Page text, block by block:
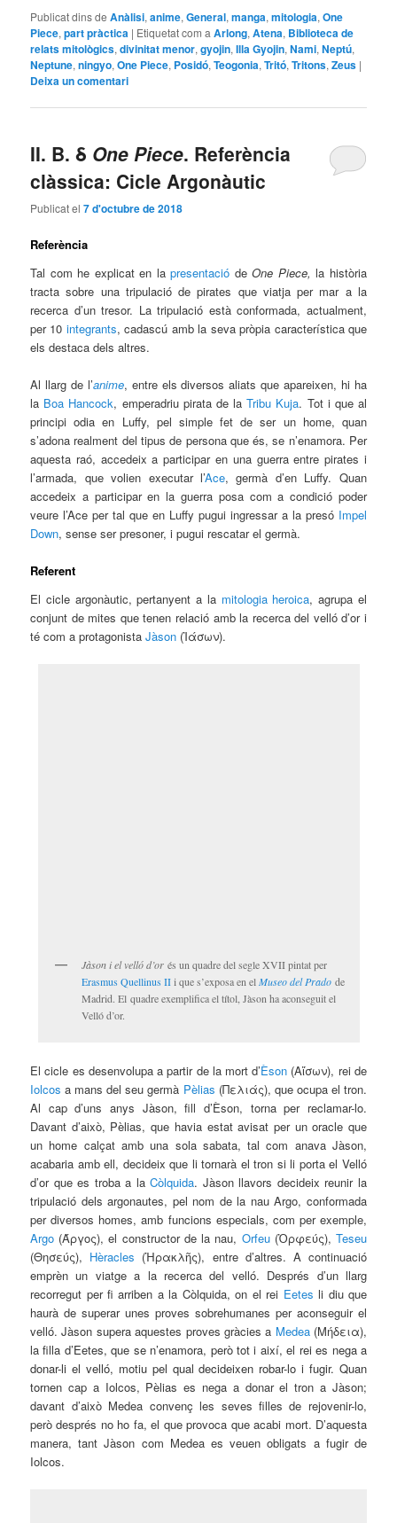
Publicat dins de Anàlisi,anime,General,manga,mitologia,One
Piece,part pràctica | Etiquetat com a Arlong,Atena, Biblioteca de
relats mitològics,divinitat menor,gyojin,Illa Gyojin,Nami,Neptú,
Neptune,ningyo,One Piece, Posidó,Teogonia,Tritó,Tritons,Zeus |
Deixa un comentari
II. B. δ One Piece. Referència
clàssica: Cicle Argonàutic
Publicat el7 d'octubre de 2018
Referència
Tal com he explicat en lapresentació deOne Piece, la història
tracta sobre una tripulació de pirates que viatja per mar a la
recerca d’un tresor. La tripulació està conformada, actualment,
per 10 integrants, cadascú amb la seva pròpia característica que
els destaca dels altres.
Al llarg de l’anime, entre els diversos aliats que apareixen, hi ha
la Boa Hancock, emperadriu pirata de laTribu Kuja. Tot i que al
principi odia en Luffy, pel simple fet de ser un home, quan
s’adona realment del tipus de persona que és, se n’enamora. Per
aquesta raó, accedeix a participar en una guerra entre pirates i
l’armada, que volien executar l’Ace, germà d’en Luffy. Quan
accedeix a participar en la guerra posa com a condició poder
veure l’Ace per tal que en Luffy pugui ingressar a la presó Impel
Down, sense ser presoner, i pugui rescatar el germà.
Referent
El cicle argonàutic, pertanyent a la mitologia heroica, agrupa el
conjunt de mites que tenen relació amb la recerca del velló d’or i
té com a protagonistaJàson (Ἰάσων).
Jàson i el velló d’orés un quadre del segle XVII pintat per
Erasmus Quellinus IIi que s’exposa en el Museo del Prado de
Madrid. El quadre exemplifica el títol, Jàson ha aconseguit el
Velló d’or.
El cicle es desenvolupa a partir de la mort d’Èson (Αἴσων), rei de
Iolcos a mans del seu germà Pèlias (Πελιάς), que ocupa el tron.
Al cap d’uns anys Jàson, fill d’Èson, torna per reclamar-lo.
Davant d’això, Pèlias, que havia estat avisat per un oracle que
un home calçat amb una sola sabata, tal com anava Jàson,
acabaria amb ell, decideix que li tornarà el tron si li porta el Velló
d’or que es troba a laCòlquida. Jàson llavors decideix reunir la
tripulació dels argonautes, pel nom de la nau Argo, conformada
per diversos homes, amb funcions especials, com per exemple,
Argo (Άργος), el constructor de la nau, Orfeu(Ὀρφεύς), Teseu
(Θησεύς), Hèracles (Ἡρακλῆς), entre d’altres. A continuació
emprèn un viatge a la recerca del velló. Després d’un llarg
recorregut per fi arriben a la Còlquida, on el rei Eetes li diu que
haurà de superar unes proves sobrehumanes per aconseguir el
velló. Jàson supera aquestes proves gràcies a Medea(Μήδεια),
la filla d’Eetes, que se n’enamora, però tot i així, el rei es nega a
donar-li el velló, motiu pel qual decideixen robar-lo i fugir. Quan
tornen cap a Iolcos, Pèlias es nega a donar el tron a Jàson;
davant d’això Medea convenç les seves filles de rejovenir-lo,
però després no ho fa, el que provoca que acabi mort. D’aquesta
manera, tant Jàson com Medea es veuen obligats a fugir de
Iolcos.